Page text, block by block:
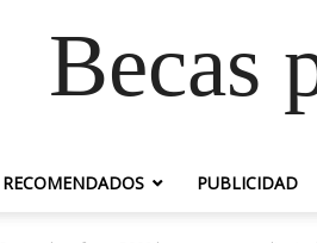
Becas
PUBLICIDAD